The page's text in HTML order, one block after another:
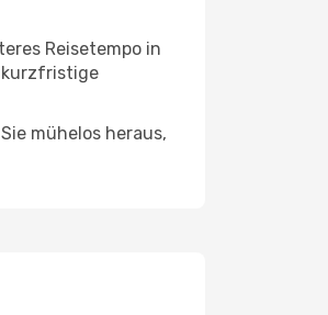
Reisetempo in
kurzfristige
mühelos heraus,